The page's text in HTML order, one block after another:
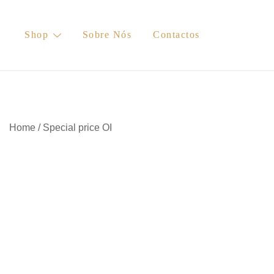
contentShop Sobre Nós Contactos
Home / Special price OI